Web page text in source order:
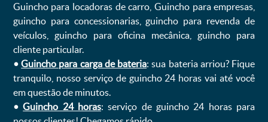
Guincho para locadoras de carro, Guincho para empresas,
guincho para concessionarias, guincho para revenda de
veículos, guincho para oficina mecânica, guincho para
cliente particular.
•Guincho para carga de bateria: sua bateria arriou? Fique
tranquilo, nosso serviço de guincho 24 horas vai até você
em questão de minutos.
•Guincho 24 horas: serviço de guincho 24 horas para